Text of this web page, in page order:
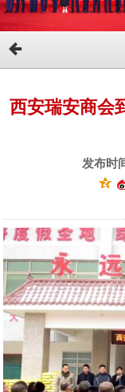
西安瑞安商会
发布时